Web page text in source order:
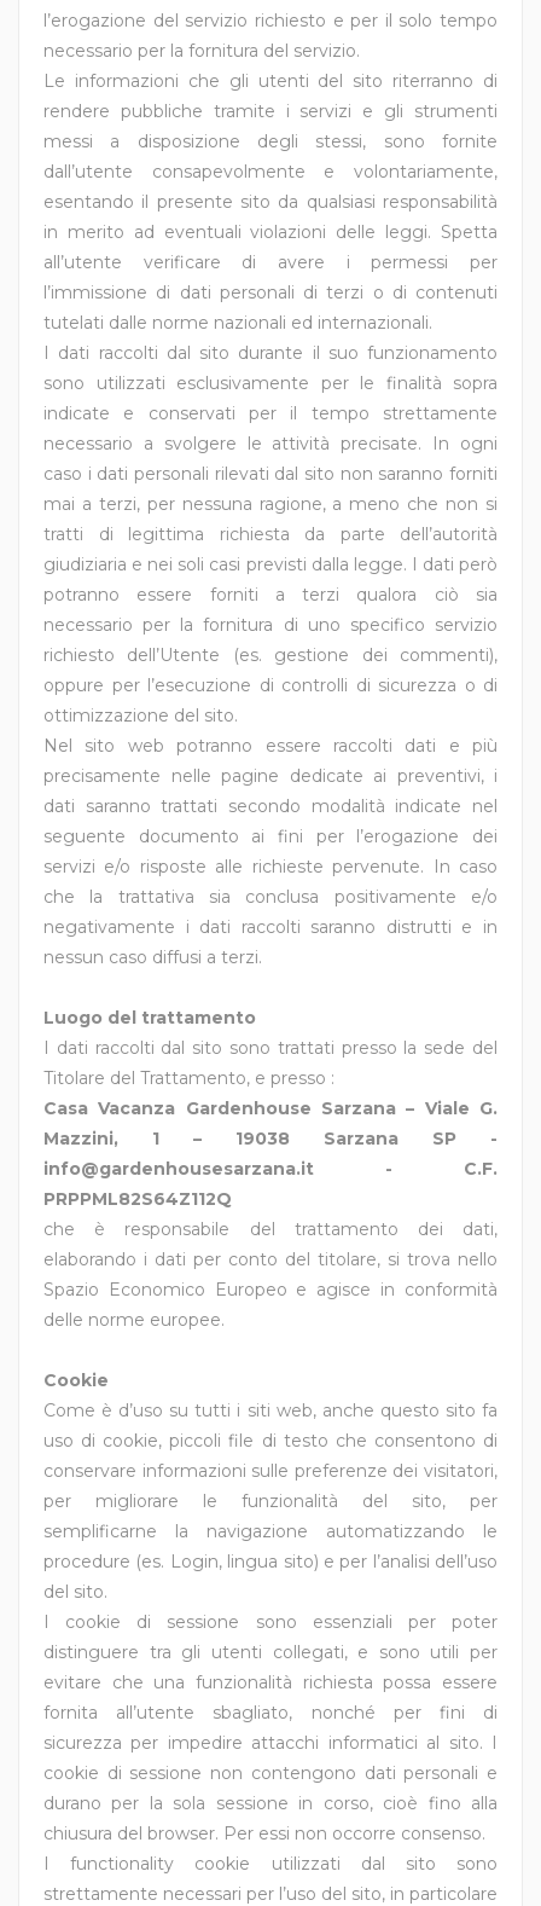
l’erogazione del servizio richiesto e per il solo tempo
necessario per la fornitura del servizio.
Le informazioni che gli utenti del sito riterranno di
rendere pubbliche tramite i servizi e gli strumenti
messi a disposizione degli stessi, sono fornite
dall’utente consapevolmente e volontariamente,
esentando il presente sito da qualsiasi responsabilità
in merito ad eventuali violazioni delle leggi. Spetta
all’utente verificare di avere i permessi per
l’immissione di dati personali di terzi o di contenuti
tutelati dalle norme nazionali ed internazionali.
I dati raccolti dal sito durante il suo funzionamento
sono utilizzati esclusivamente per le finalità sopra
indicate e conservati per il tempo strettamente
necessario a svolgere le attività precisate. In ogni
caso i dati personali rilevati dal sito non saranno forniti
mai a terzi, per nessuna ragione, a meno che non si
tratti di legittima richiesta da parte dell’autorità
giudiziaria e nei soli casi previsti dalla legge. I dati però
potranno essere forniti a terzi qualora ciò sia
necessario per la fornitura di uno specifico servizio
richiesto dell’Utente (es. gestione dei commenti),
oppure per l’esecuzione di controlli di sicurezza o di
ottimizzazione del sito.
Nel sito web potranno essere raccolti dati e più
precisamente nelle pagine dedicate ai preventivi, i
dati saranno trattati secondo modalità indicate nel
seguente documento ai fini per l’erogazione dei
servizi e/o risposte alle richieste pervenute. In caso
che la trattativa sia conclusa positivamente e/o
negativamente i dati raccolti saranno distrutti e in
nessun caso diffusi a terzi.
Luogo del trattamento
I dati raccolti dal sito sono trattati presso la sede del
Titolare del Trattamento, e presso :
Casa Vacanza Gardenhouse Sarzana – Viale G.
Mazzini, 1 – 19038 Sarzana SP -
info@gardenhousesarzana.it - C.F.
PRPPML82S64Z112Q
che è responsabile del trattamento dei dati,
elaborando i dati per conto del titolare, si trova nello
Spazio Economico Europeo e agisce in conformità
delle norme europee.
Cookie
Come è d’uso su tutti i siti web, anche questo sito fa
uso di cookie, piccoli file di testo che consentono di
conservare informazioni sulle preferenze dei visitatori,
per migliorare le funzionalità del sito, per
semplificarne la navigazione automatizzando le
procedure (es. Login, lingua sito) e per l’analisi dell’uso
del sito.
I cookie di sessione sono essenziali per poter
distinguere tra gli utenti collegati, e sono utili per
evitare che una funzionalità richiesta possa essere
fornita all’utente sbagliato, nonché per fini di
sicurezza per impedire attacchi informatici al sito. I
cookie di sessione non contengono dati personali e
durano per la sola sessione in corso, cioè fino alla
chiusura del browser. Per essi non occorre consenso.
I functionality cookie utilizzati dal sito sono
strettamente necessari per l’uso del sito, in particolare